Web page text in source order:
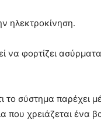
ηλεκτροκίνηση.
φορτίζει
το σύστημα
χρειάζεται ένα